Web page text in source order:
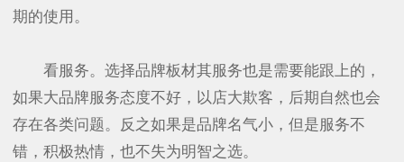
期的使用。
看服务。选择品牌板材其服务也是需要能跟上的，
如果大品牌服务态度不好，以店大欺客，后期自然也会
存在各类问题。反之如果是品牌名气小，但是服务不
错，积极热情，也不失为明智之选。